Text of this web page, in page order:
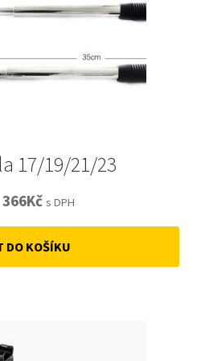
17/19/21/23
Original
366KčCurrent
price
is:
s DPH
DO KOŠÍKU